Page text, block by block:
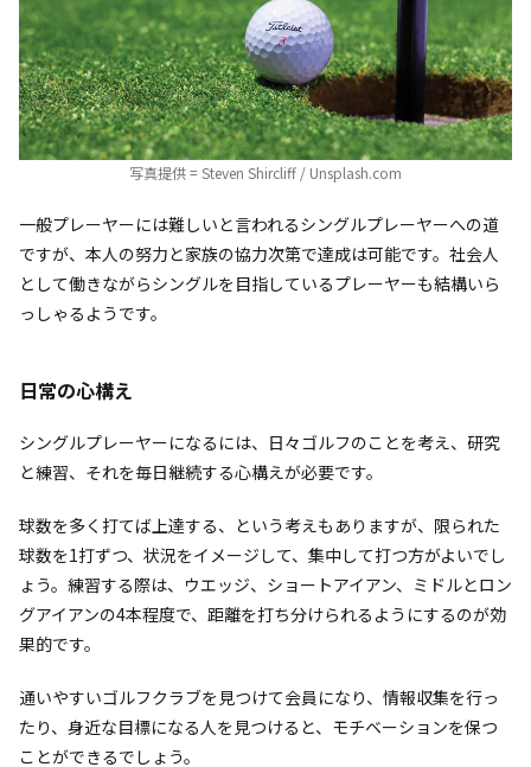
写真提供 = Steven Shircliff / Unsplash.com
一般プレーヤーには難しいと言われるシングルプレーヤーへの道
ですが、本人の努力と家族の協力次第で達成は可能です。社会人
として働きながらシングルを目指しているプレーヤーも結構いら
っしゃるようです。
日常の心構え
シングルプレーヤーになるには、日々ゴルフのことを考え、研究
と練習、それを毎日継続する心構えが必要です。
球数を多く打てば上達する、という考えもありますが、限られた
球数を1打ずつ、状況をイメージして、集中して打つ方がよいでし
ょう。練習する際は、ウエッジ、ショートアイアン、ミドルとロン
グアイアンの4本程度で、距離を打ち分けられるようにするのが効
果的です。
通いやすいゴルフクラブを見つけて会員になり、情報収集を行っ
たり、身近な目標になる人を見つけると、モチベーションを保つ
ことができるでしょう。